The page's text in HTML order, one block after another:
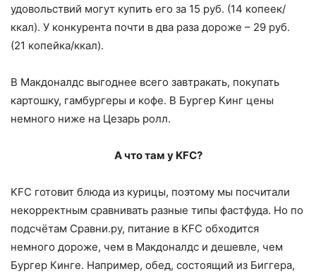
удовольствий могут купить его за 15 руб. (14 копеек/
ккал). У конкурента почти в два раза дороже – 29 руб.
(21 копейка/ккал).
В Макдоналдс выгоднее всего завтракать, покупать
картошку, гамбургеры и кофе. В Бургер Кинг цены
немного ниже на Цезарь ролл.
А что там у KFC?
KFC готовит блюда из курицы, поэтому мы посчитали
некорректным сравнивать разные типы фастфуда. Но по
подсчётам Сравни.ру, питание в KFC обходится
немного дороже, чем в Макдоналдс и дешевле, чем
Бургер Кинге. Например, обед, состоящий из Биггера,